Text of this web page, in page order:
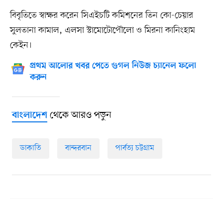
বিবৃতিতে স্বাক্ষর করেন সিএইচটি কমিশনের তিন কো-চেয়ার
সুলতানা কামাল, এলসা স্টামোটোপৌলো ও মিরনা কানিংহাম
কেইন।
প্রথম আলোর খবর পেতে গুগল নিউজ চ্যানেল ফলো
করুন
বাংলাদেশথেকে আরও পড়ুন
ডাকাতি বান্দরবান পার্বত্য চট্টগ্রাম